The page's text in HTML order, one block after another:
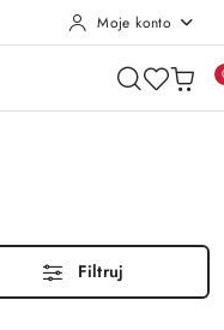
Moje konto
Filtruj